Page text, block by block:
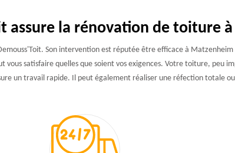
assure la rénovation de toiture
Son intervention est réputée être efficace à
satisfaire quelles que soient vos exigences. Votre toiture, peu
un travail rapide. Il peut également réaliser une réfection totale